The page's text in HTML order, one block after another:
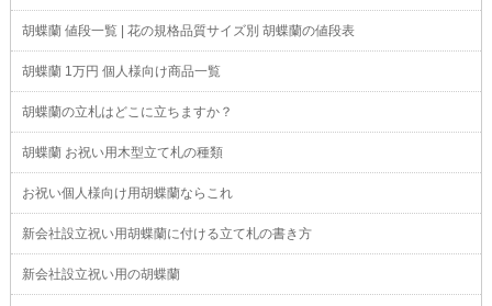
胡蝶蘭 値段一覧 | 花の規格品質サイズ別 胡蝶蘭の値段表
胡蝶蘭 1万円 個人様向け商品一覧
胡蝶蘭の立札はどこに立ちますか？
胡蝶蘭 お祝い用木型立て札の種類
お祝い個人様向け用胡蝶蘭ならこれ
新会社設立祝い用胡蝶蘭に付ける立て札の書き方
新会社設立祝い用の胡蝶蘭